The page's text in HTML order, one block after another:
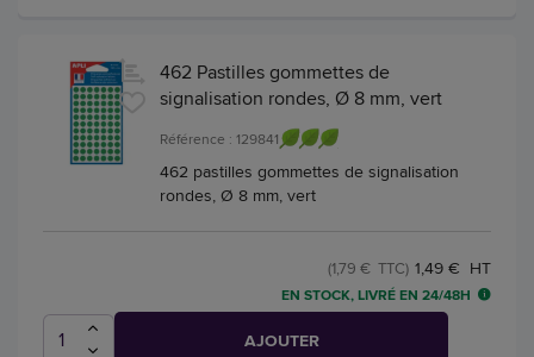
462 Pastilles gommettes de
signalisation rondes, Ø 8 mm, vert
Référence : 129841
462 pastilles gommettes de signalisation
rondes, Ø 8 mm, vert
1,49 € HT
(1,79 € TTC)
EN STOCK, LIVRÉ EN 24/48H
AJOUTER